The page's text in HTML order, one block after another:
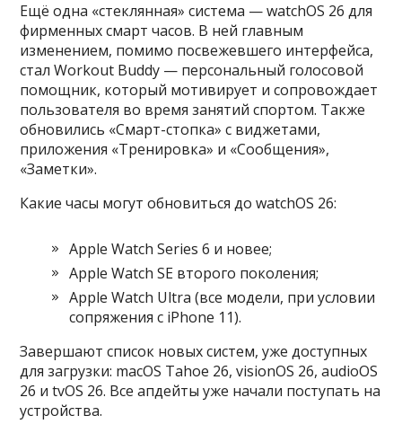
Ещё одна «стеклянная» система — watchOS 26 для
фирменных смарт часов. В ней главным
изменением, помимо посвежевшего интерфейса,
стал Workout Buddy — персональный голосовой
помощник, который мотивирует и сопровождает
пользователя во время занятий спортом. Также
обновились «Смарт-стопка» с виджетами,
приложения «Тренировка» и «Сообщения»,
«Заметки».
Какие часы могут обновиться до watchOS 26:
Apple Watch Series 6 и новее;
Apple Watch SE второго поколения;
Apple Watch Ultra (все модели, при условии
сопряжения с iPhone 11).
Завершают список новых систем, уже доступных
для загрузки: macOS Tahoe 26, visionOS 26, audioOS
26 и tvOS 26. Все апдейты уже начали поступать на
устройства.